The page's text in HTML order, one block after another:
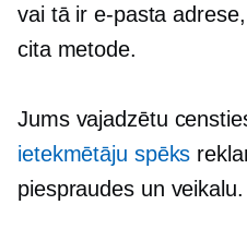
vai tā ir e-pasta
cita metode.
Jums vajadzētu
ietekmētāju spēks
piespraudes un veikalu.